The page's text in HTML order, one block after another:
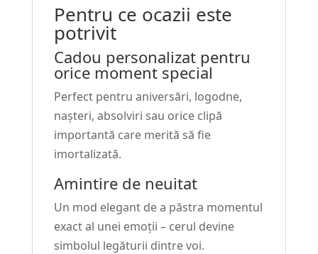
Pentru ce ocazii este
potrivit
Cadou personalizat pentru
orice moment special
Perfect pentru aniversări, logodne,
nașteri, absolviri sau orice clipă
importantă care merită să fie
imortalizată.
Amintire de neuitat
Un mod elegant de a păstra momentul
exact al unei emoții – cerul devine
simbolul legăturii dintre voi.